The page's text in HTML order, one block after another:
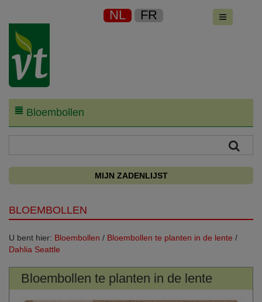
NL FR
Bloembollen
MIJN ZADENLIJST
BLOEMBOLLEN
U bent hier: Bloembollen / Bloembollen te planten in de lente /
Dahlia Seattle
Bloembollen te planten in de lente